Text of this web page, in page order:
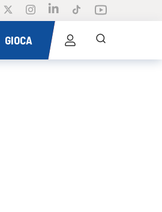
GIOCA